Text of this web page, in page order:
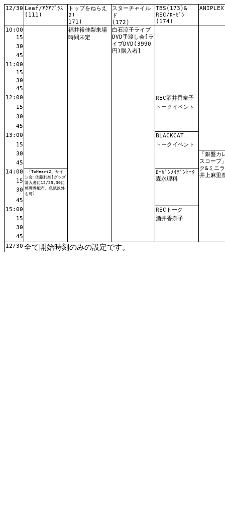
12/30 Leaf/ｱｸｱﾌﾟﾗｽ
(111)
トップをねらえ
2!
171)
スターチャイル
ド
(172)
TBS(173)&
REC/ﾛｰｾﾞﾝ
(174)
10:00 福井裕佳梨来場
白石涼子ライブ
DVD手渡し会[ラ
イブDVD(3990
円)購入者]
15
時間未定
30
45
11:00
15
30
45
12:00
REC酒井香奈子
15
トークイベント
30
45
13:00
BLACKCAT
15
トークイベント
30
「銀盤カ
スコープ
ク&ミニ
井上麻里
45
14:00
「ToHeart2」サイ
ン会:佐藤利奈[グッズ
購入者に12/29,30に
整理券配布。色紙以外
も可]
ﾛｰｾﾞﾝﾒｲﾃﾞﾝﾄｰｸ
森永理科
15
30
45
15:00
RECトーク
15
酒井香奈子
30
45
12/30 全て開始時刻のみの設定です。